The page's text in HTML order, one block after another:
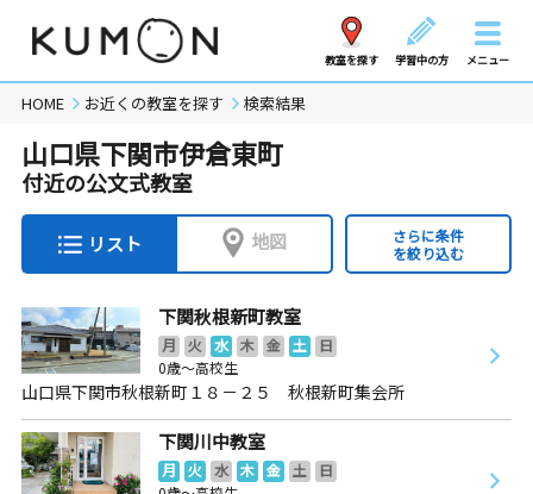
教室を探す 学習中の方 メニュー
HOME お近くの教室を探す 検索結果
山口県下関市伊倉東町
付近の公文式教室
リスト 地図
さらに条件
を絞り込む
下関秋根新町教室
月 火 水 木 金 土
日
0歳～高校生
山口県下関市秋根新町１８－２５ 秋根新町集会所
下関川中教室
月 火 水 木 金 土
日